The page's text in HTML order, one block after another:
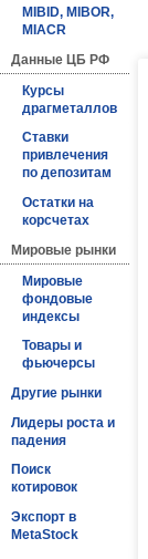
MIBID, MIBOR,
MIACR
Данные ЦБ РФ
Курсы
драгметаллов
Ставки
привлечения
по депозитам
Остатки на
корсчетах
Мировые рынки
Мировые
фондовые
индексы
Товары и
фьючерсы
Другие рынки
Лидеры роста и
падения
Поиск
котировок
Экспорт в
MetaStock